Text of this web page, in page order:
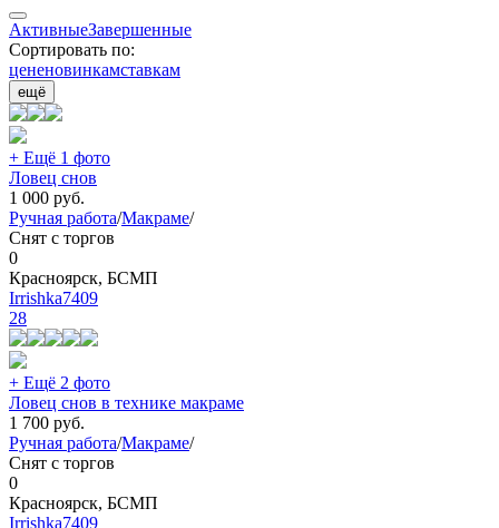
АктивныеЗавершенные
Сортировать по:
цененовинкамставкам
ещё
+ Ещё 1 фото
Ловец снов
1 000 руб.
Ручная работа/Макраме/
Снят с торгов
0
Красноярск, БСМП
Irrishka7409
28
+ Ещё 2 фото
Ловец снов в технике макраме
1 700 руб.
Ручная работа/Макраме/
Снят с торгов
0
Красноярск, БСМП
Irrishka7409